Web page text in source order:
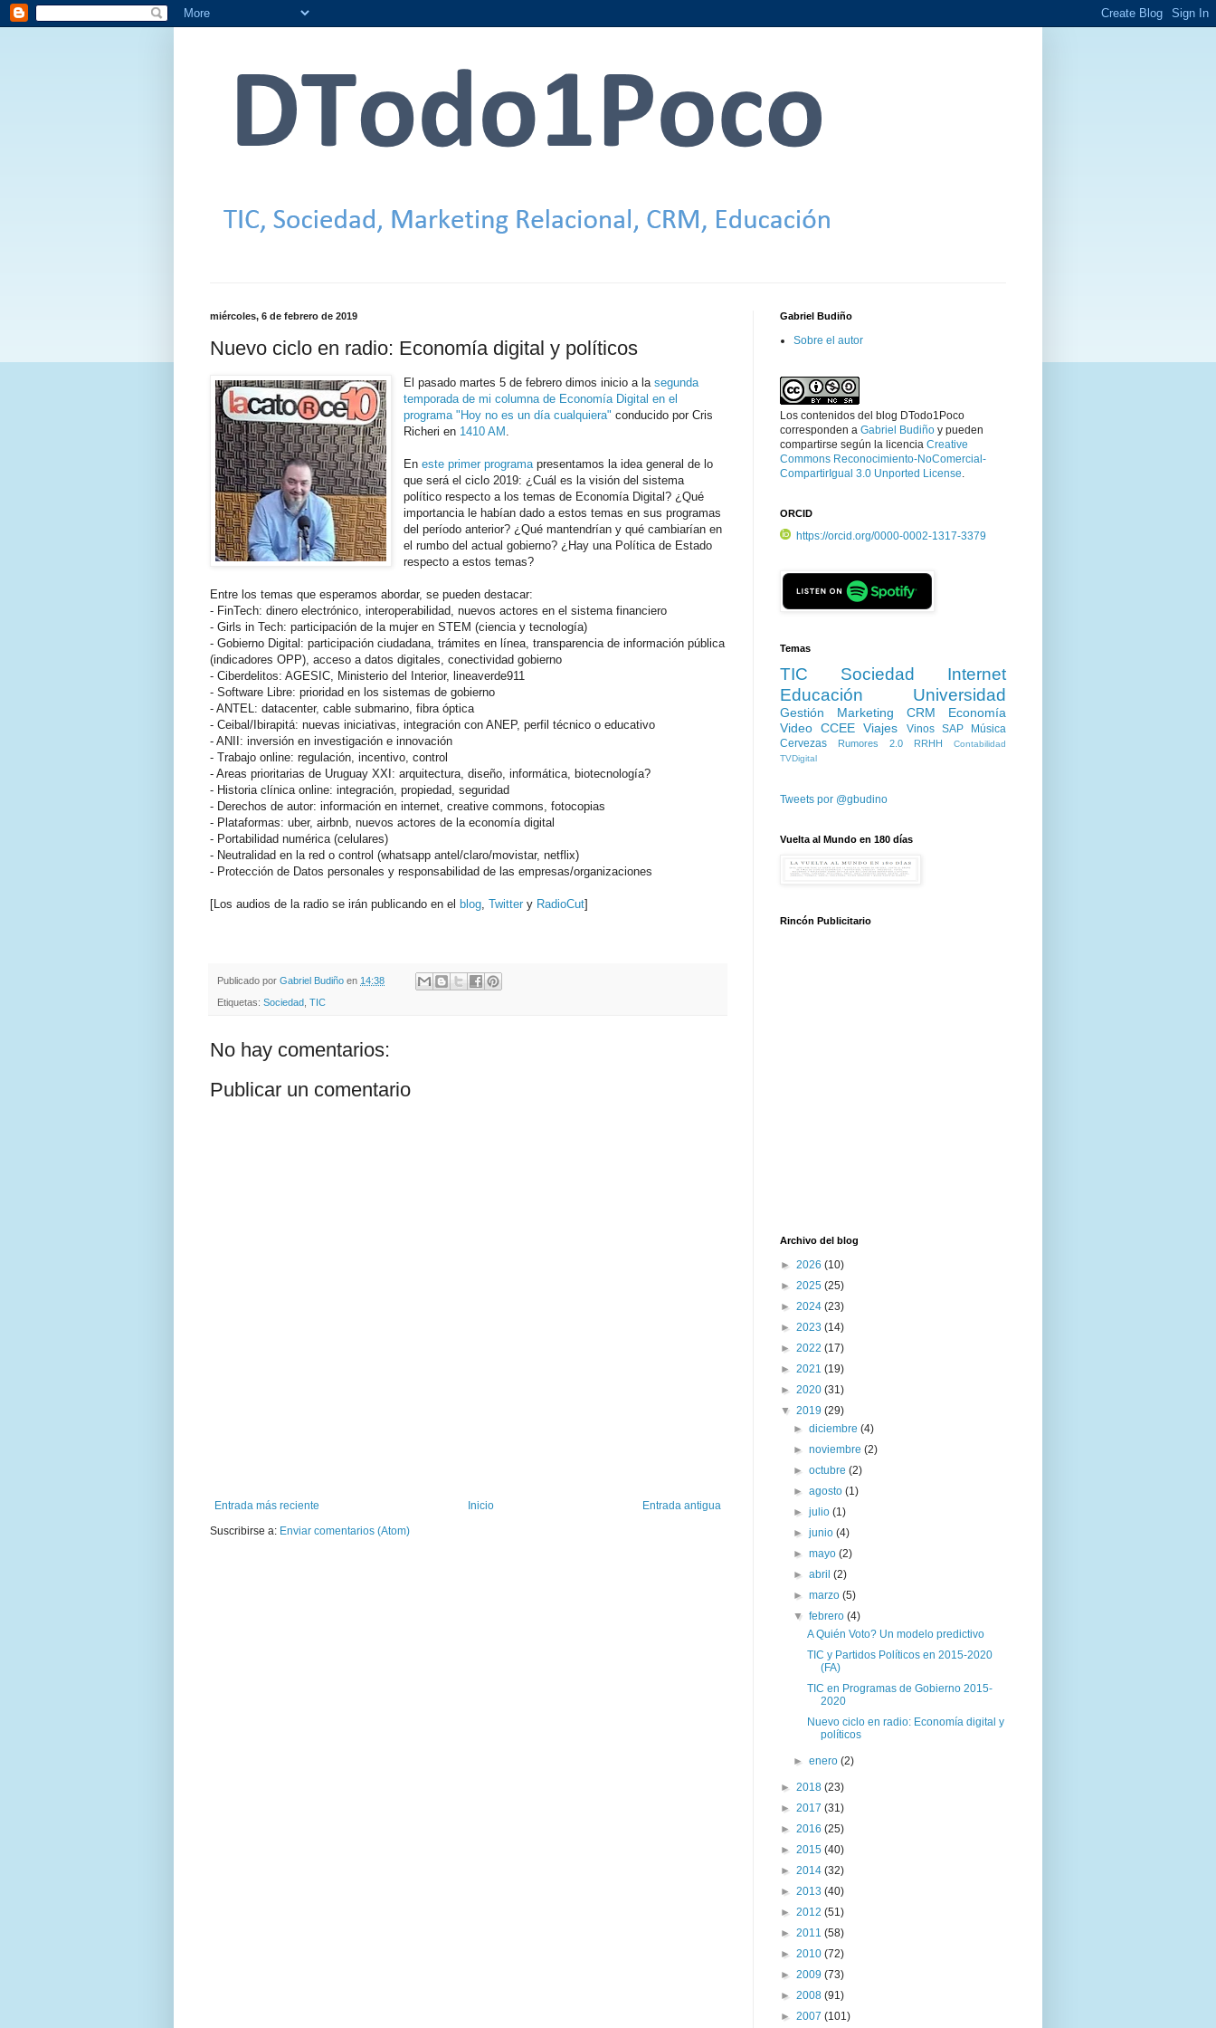
miércoles, 6 de febrero de 2019
Nuevo ciclo en radio: Economía digital y políticos
El pasado martes 5 de febrero dimos inicio a lasegunda
temporada de mi columna de Economía Digital en el
programa "Hoy no es un día cualquiera" conducido por Cris
Richeri en 1410 AM
Eneste primer programa presentamos la idea general de lo
que será el ciclo 2019: ¿Cuál es la visión del sistema
político respecto a los temas de Economía Digital? ¿Qué
importancia le habían dado a estos temas en sus programas
del período anterior? ¿Qué mantendrían y qué cambiarían en
el rumbo del actual gobierno? ¿Hay una Política de Estado
respecto a estos temas?
Entre los temas que esperamos abordar, se pueden destacar:
- FinTech: dinero electrónico, interoperabilidad, nuevos actores en el sistema financiero
- Girls in Tech: participación de la mujer en STEM (ciencia y tecnología)
- Gobierno Digital: participación ciudadana, trámites en línea, transparencia de información pública
(indicadores OPP), acceso a datos digitales, conectividad gobierno
- Ciberdelitos: AGESIC, Ministerio del Interior, lineaverde911
- Software Libre: prioridad en los sistemas de gobierno
- ANTEL: datacenter, cable submarino, fibra óptica
- Ceibal/Ibirapitá: nuevas iniciativas, integración con ANEP, perfil técnico o educativo
- ANII: inversión en investigación e innovación
- Trabajo online: regulación, incentivo, control
- Areas prioritarias de Uruguay XXI: arquitectura, diseño, informática, biotecnología?
- Historia clínica online: integración, propiedad, seguridad
- Derechos de autor: información en internet, creative commons, fotocopias
- Plataformas: uber, airbnb, nuevos actores de la economía digital
- Portabilidad numérica (celulares)
- Neutralidad en la red o control (whatsapp antel/claro/movistar, netflix)
- Protección de Datos personales y responsabilidad de las empresas/organizaciones
[Los audios de la radio se irán publicando en el blog Twitter y RadioCut]
Publicado por Gabriel Budiño en 14:38
Etiquetas: Sociedad TIC
No hay comentarios:
Publicar un comentario
Entrada más reciente Entrada antigua
Inicio
Suscribirse a: Enviar comentarios (Atom)
Gabriel Budiño
Sobre el autor
Los contenidos del blog DTodo1Poco
corresponden a Gabriel Budiño y pueden
compartirse según la licencia Creative
Commons Reconocimiento-NoComercial-
CompartirIgual 3.0 Unported License.
ORCID
https://orcid.org/0000-0002-1317-3379
Temas
TIC Sociedad
Internet
Educación
Universidad
Gestión Marketing CRM
Economía
Video CCEE Viajes Vinos SAP
Música
Cervezas
Rumores 2.0 RRHH
Contabilidad
TVDigital
Tweets por @gbudino
Vuelta al Mundo en 180 días
Rincón Publicitario
Archivo del blog
► 2026 (10)
► 2025 (25)
► 2024 (23)
► 2023 (14)
► 2022 (17)
► 2021 (19)
► 2020 (31)
▼ 2019 (29)
►diciembre(4)
►noviembre(2)
►octubre(2)
►agosto(1)
►julio(1)
►junio(4)
►mayo(2)
►abril(2)
►marzo(5)
▼febrero(4)
A Quién Voto? Un modelo predictivo
TIC y Partidos Políticos en 2015-2020
(FA)
TIC en Programas de Gobierno 2015-
2020
Nuevo ciclo en radio: Economía digital y
políticos
►enero(2)
► 2018 (23)
► 2017 (31)
► 2016 (25)
► 2015 (40)
► 2014 (32)
► 2013 (40)
► 2012 (51)
► 2011 (58)
► 2010 (72)
► 2009 (73)
► 2008 (91)
► 2007 (101)